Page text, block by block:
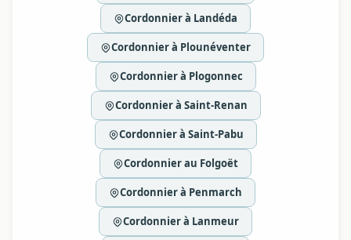
Cordonnier à Landéda
Cordonnier à Plounéventer
Cordonnier à Plogonnec
Cordonnier à Saint-Renan
Cordonnier à Saint-Pabu
Cordonnier au Folgoët
Cordonnier à Penmarch
Cordonnier à Lanmeur